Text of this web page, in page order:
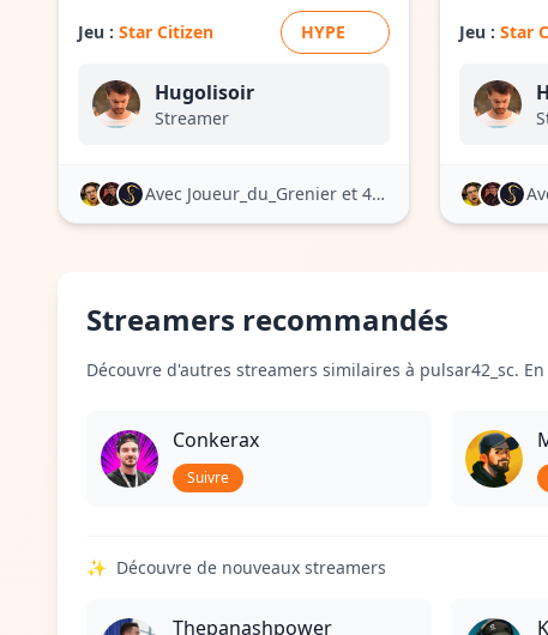
Jeu : Star Citizen HYPE
Hugolisoir
Streamer
Avec Joueur_du_Grenieret 4 autres
Jeu : Star
Streamers recommandés
Découvre d'autres streamers similaires à pulsar42_sc.
Conkerax
Suivre
✨ Découvre de nouveaux streamers
Thepanashpower